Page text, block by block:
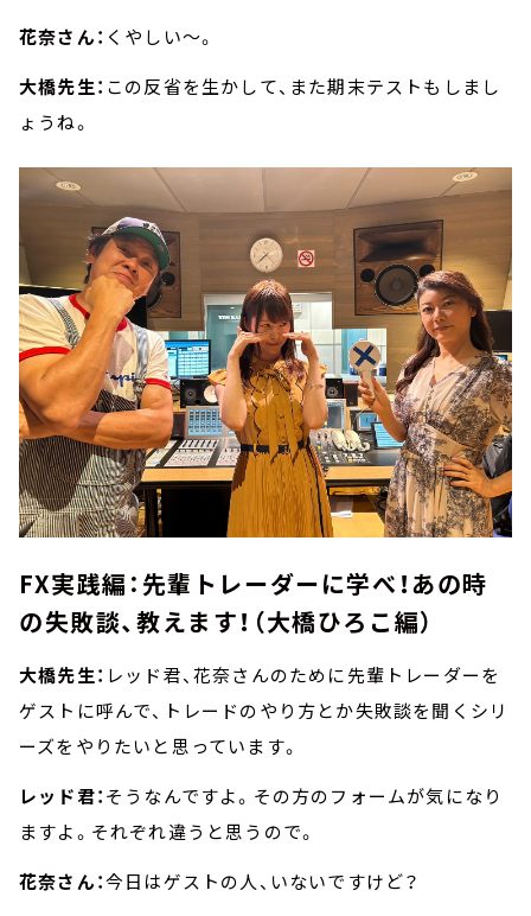
花奈さん： くやしい～。
大橋先生： この反省を生かして、また期末テストもしまし
ょうね。
FX実践編：先輩トレーダーに学べ！あの時
の失敗談、教えます！（大橋ひろこ編）
大橋先生： レッド君、花奈さんのために先輩トレーダーを
ゲストに呼んで、トレードのやり方とか失敗談を聞くシリ
ーズをやりたいと思っています。
レッド君：そうなんですよ。その方のフォームが気になり
ますよ。それぞれ違うと思うので。
花奈さん：今日はゲストの人、いないですけど？